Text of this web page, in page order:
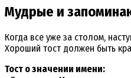
Мудрые и
Когда все уже за столом,
Хороший тост должен быть
Тост о значении имени: